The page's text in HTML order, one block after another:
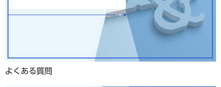
よくある質問